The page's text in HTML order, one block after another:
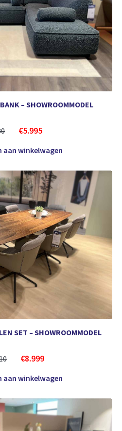
– SHOWROOMMODEL
€5.995
aan winkelwagen
SET – SHOWROOMMODEL
€8.999
aan winkelwagen